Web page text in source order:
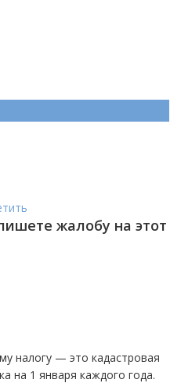
жалобу на этот
налогу — это кадастровая
на 1 января каждого года.